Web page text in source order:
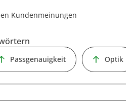
Kundenmeinungen
Passgenauigkeit Optik